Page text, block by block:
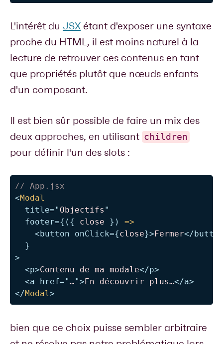
L'intérêt du JSX étant d'exposer une syntaxe
proche du HTML, il est moins naturel à la
lecture de retrouver ces contenus en tant
que propriétés plutôt que nœuds enfants
d'un composant.
Il est bien sûr possible de faire un mix des
deux approches, en utilisant children
pour définir l'un des slots :
// App.jsx
<Modal
title=" Objectifs "
footer={ ( { close } )
=>
<button onClick={close}>Fermer</
}
>
<p>Contenu de ma modale</p>
<a href="…">En découvrir plus…</a>
</Modal>
bien que ce choix puisse sembler arbitraire